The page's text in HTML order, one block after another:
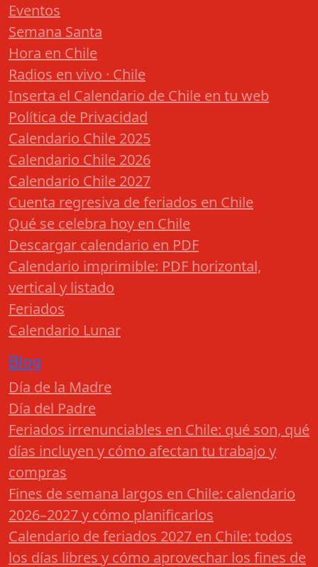
Eventos
Semana Santa
Hora en Chile
Radios en vivo · Chile
Inserta el Calendario de Chile en tu web
Política de Privacidad
Calendario Chile 2025
Calendario Chile 2026
Calendario Chile 2027
Cuenta regresiva de feriados en Chile
Qué se celebra hoy en Chile
Descargar calendario en PDF
Calendario imprimible: PDF horizontal,
vertical y listado
Feriados
Calendario Lunar
Blog
Día de la Madre
Día del Padre
Feriados irrenunciables en Chile: qué son, qué
días incluyen y cómo afectan tu trabajo y
compras
Fines de semana largos en Chile: calendario
2026–2027 y cómo planificarlos
Calendario de feriados 2027 en Chile: todos
los días libres y cómo aprovechar los fines de